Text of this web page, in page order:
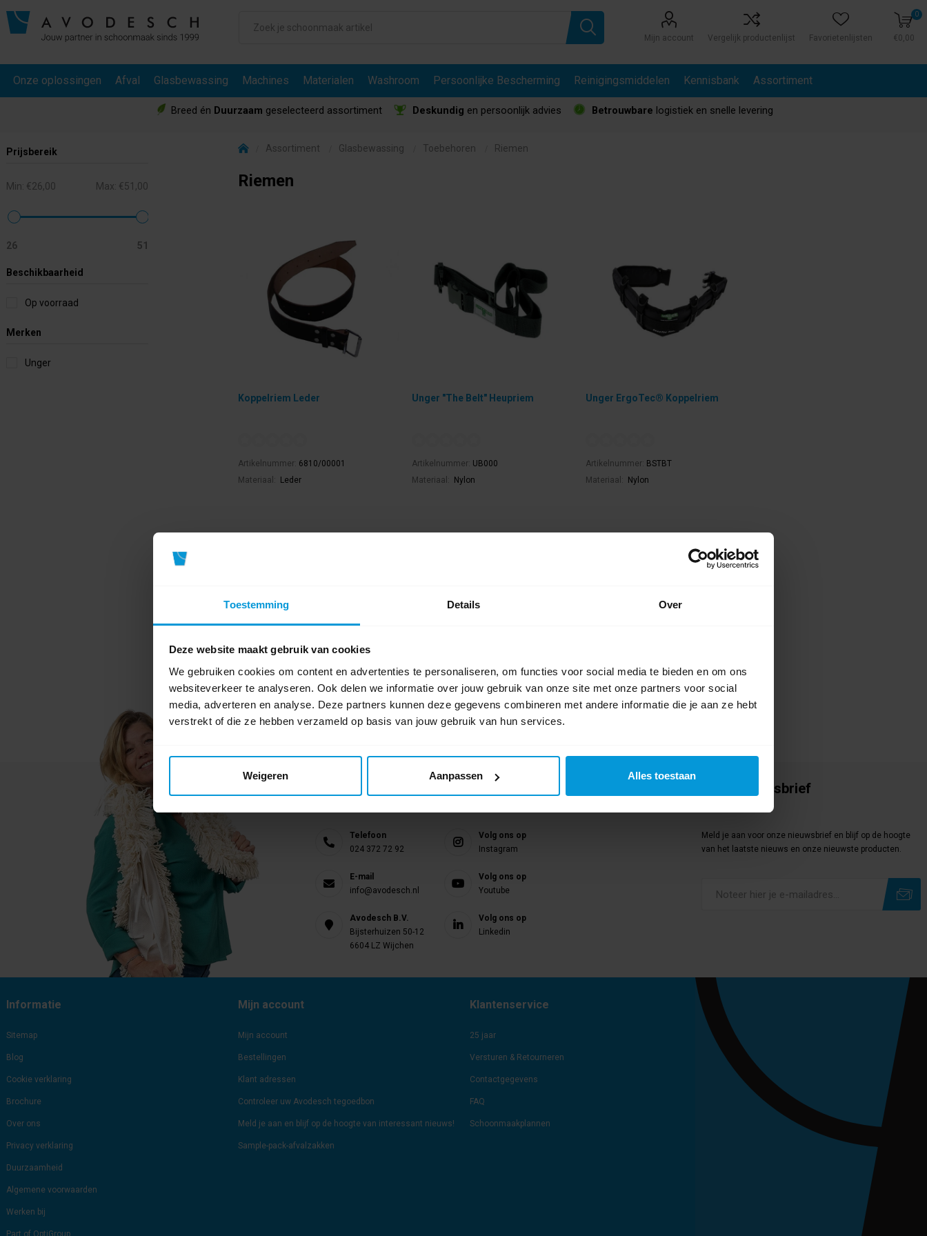
Toestemming Details Over
Deze website maakt gebruik van cookies
We gebruiken cookies om content en advertenties te personaliseren, om functies voor social media te bieden en om ons
websiteverkeer te analyseren. Ook delen we informatie over jouw gebruik van onze site met onze partners voor social
media, adverteren en analyse. Deze partners kunnen deze gegevens combineren met andere informatie die je aan ze hebt
verstrekt of die ze hebben verzameld op basis van jouw gebruik van hun services.
Weigeren Aanpassen Alles toestaan
Mijn account Vergelijk productenlijst Favorietenlijsten
0
€0,00
Onze oplossingen Afval Glasbewassing Machines Materialen Washroom Persoonlijke Bescherming Reinigingsmiddelen Kennisbank Assortiment
Breed én Duurzaam geselecteerd assortiment Deskundig en persoonlijk advies Betrouwbare logistiek en snelle levering
Prijsbereik
Min: €26,00 Max: €51,00
26 51
Beschikbaarheid
Op voorraad
Merken
Unger
Assortiment Glasbewassing Toebehoren Riemen
Riemen
Koppelriem Leder
Artikelnummer: 6810/00001
Materiaal:
Leder
Unger "The Belt" Heupriem
Artikelnummer: UB000
Materiaal:
Nylon
Unger ErgoTec® Koppelriem
Artikelnummer: BSTBT
Materiaal:
Nylon
Ophalen in Wijchen is mogelijk.
Telefoon
024 372 72 92
E-mail
info@avodesch.nl
Avodesch B.V.
Bijsterhuizen 50-12
6604 LZ Wijchen
Volg ons op
Instagram
Volg ons op
Youtube
Volg ons op
Linkedin
Onze nieuwsbrief
Meld je aan voor onze nieuwsbrief en blijf op de hoogte
van het laatste nieuws en onze nieuwste producten.
Informatie
Sitemap
Blog
Cookie verklaring
Brochure
Over ons
Privacy verklaring
Duurzaamheid
Algemene voorwaarden
Werken bij
Part of OptiGroup
Mijn account
Mijn account
Bestellingen
Klant adressen
Controleer uw Avodesch tegoedbon
Meld je aan en blijf op de hoogte van interessant nieuws!
Sample-pack-afvalzakken
Klantenservice
25 jaar
Versturen & Retourneren
Contactgegevens
FAQ
Schoonmaakplannen